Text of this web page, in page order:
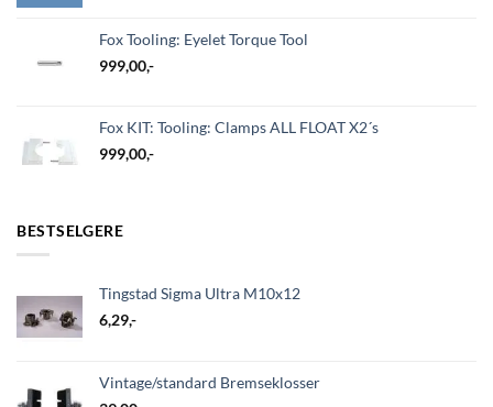
Fox Tooling: Eyelet Torque Tool
999,00,-
Fox KIT: Tooling: Clamps ALL FLOAT X2´s
999,00,-
BESTSELGERE
Tingstad Sigma Ultra M10x12
6,29,-
Vintage/standard Bremseklosser